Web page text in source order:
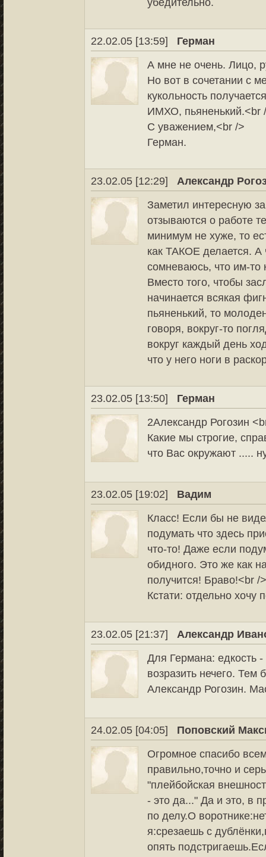
убедительно.
22.02.05 [13:59]
Герман
А мне не очень. Лицо,
Но вот в сочетании с
кукольность
ИМХО, пьяненький.<br
С уважением,<br />
Герман.
23.02.05 [12:29]
Александр
Заметил интересную
отзываются о работе
минимум не хуже, то
как ТАКОЕ делается. А
сомневаюсь, что им-то
Вместо того, чтобы
начинается всякая
пьяненький, то
говоря, вокруг-то
вокруг каждый день
что у него ноги в
23.02.05 [13:50]
Герман
2Александр Рогозин
Какие мы строгие,
что Вас окружают .....
23.02.05 [19:02]
Вадим
Класс! Если бы не
подумать что здесь
что-то! Даже если
обидного. Это же как
получится! Браво!<br /
Кстати: отдельно
23.02.05 [21:37]
Александр
Для Германа: едкость
возразить нечего.
Александр Рогозин.
24.02.05 [04:05]
Поповский
Огромное спасибо
правильно,точно и
"плейбойская
- это да..." Да и это, в
по делу.О
я:срезаешь с
опять